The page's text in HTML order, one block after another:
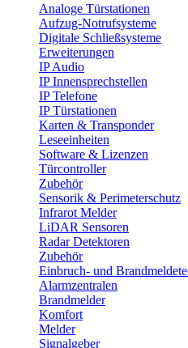
Analoge Türstationen
Aufzug-Notrufsysteme
Digitale Schließsysteme
Erweiterungen
IP Audio
IP Innensprechstellen
IP Telefone
IP Türstationen
Karten & Transponder
Leseeinheiten
Software & Lizenzen
Türcontroller
Zubehör
Sensorik & Perimeterschutz
Infrarot Melder
LiDAR Sensoren
Radar Detektoren
Zubehör
Einbruch- und
Alarmzentralen
Brandmelder
Komfort
Melder
Signalgeber